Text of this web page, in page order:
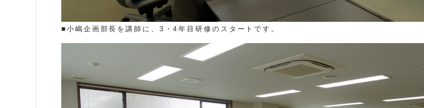
■小嶋企画部長を講師に、3・4年目研修のスタートです。